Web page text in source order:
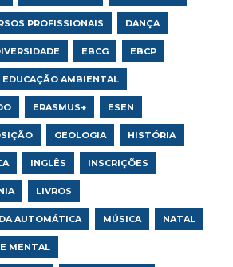
PROFISSIONAIS DANÇA
EBCG EBCP
EDUCAÇÃO AMBIENTAL
ERASMUS+ ESEN
GEOLOGIA HISTÓRIA
INGLÊS INSCRIÇÕES
LIVROS
AUTOMÁTICA MÚSICA NATAL
MENTAL